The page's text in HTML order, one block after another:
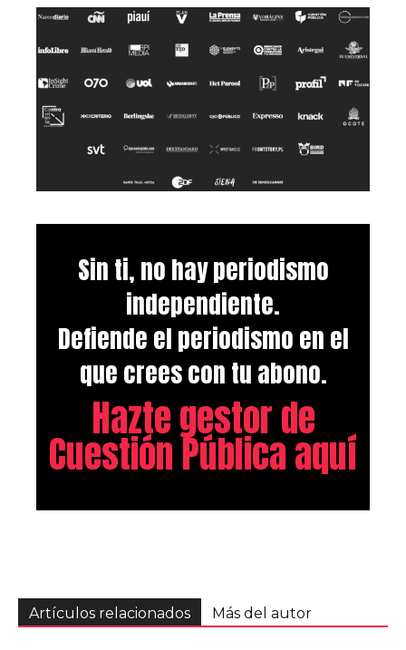
Sin ti, no hay periodismo
independiente.
Defiende el periodismo en el
que crees con tu abono.
Hazte gestor de
Cuestión Pública aquí
Artículos relacionados Más del autor